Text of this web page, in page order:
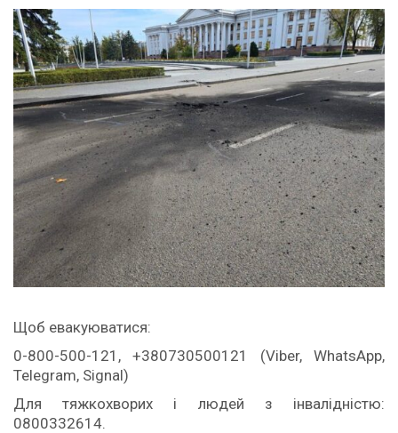
Щоб евакуюватися:
0-800-500-121, +380730500121 (Viber, WhatsApp,
Telegram, Signal)
Для тяжкохворих і людей з інвалідністю:
0800332614.